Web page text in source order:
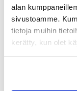
alan
sivustoamme.
tietoja muihin
kerätty, kun olet
03.08.
PGK:n miesten ja
21.-23.8.2026